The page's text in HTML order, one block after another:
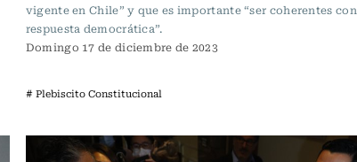
vigente en Chile” y que es importante “ser coherentes
respuesta democrática”.
Domingo 17 de diciembre de 2023
# Plebiscito Constitucional